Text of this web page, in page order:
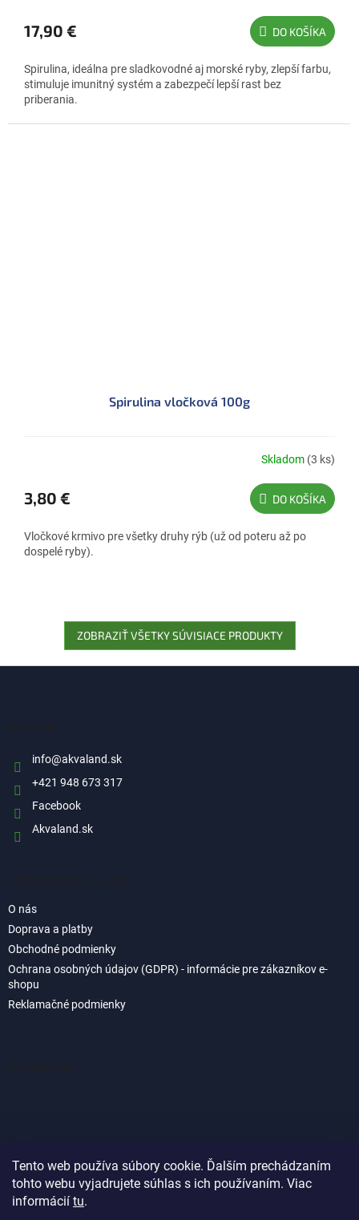
Tento web používa súbory cookie. Ďalším prechádzaním
tohto webu vyjadrujete súhlas s ich používaním. Viac
informácií tu.
17,90 € DO KOŠÍKA
Spirulina, ideálna pre sladkovodné aj morské ryby, zlepší farbu,
stimuluje imunitný systém a zabezpečí lepší rast bez
priberania.
Spirulina vločková 100g
Skladom (3 ks)
3,80 € DO KOŠÍKA
Vločkové krmivo pre všetky druhy rýb (už od poteru až po
dospelé ryby).
ZOBRAZIŤ VŠETKY SÚVISIACE PRODUKTY
info@akvaland.sk
+421 948 673 317
Facebook
Akvaland.sk
O nás
Doprava a platby
Obchodné podmienky
Ochrana osobných údajov (GDPR) - informácie pre zákazníkov e-
shopu
Reklamačné podmienky
Sledovať na Instagrame